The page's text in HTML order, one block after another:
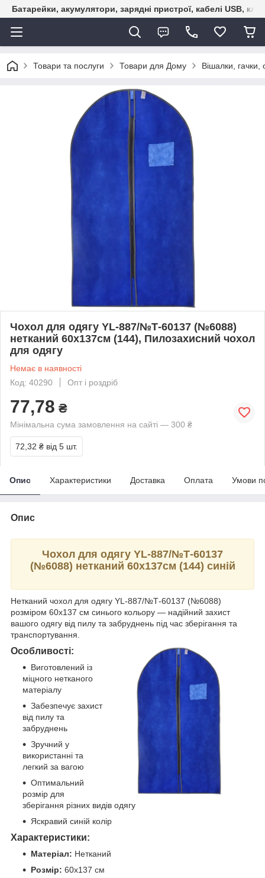
Батарейки, акумулятори, зарядні пристрої, кабелі USB,
Товари та послуги Товари для Дому Вішалки, гачки,
Чохол для одягу YL-887/№Т-60137 (№6088)
нетканий 60х137см (144), Пилозахисний чохол
для одягу
Немає в наявності
Код: 40290
Опт і роздріб
77,78 ₴
Мінімальна сума замовлення на сайті — 300 ₴
72,32 ₴ від 5 шт.
Опис Характеристики Доставка Оплата Умови
Опис
Чохол для одягу YL-887/№Т-60137
(№6088) нетканий 60х137см (144) синій
Нетканий чохол для одягу YL-887/№Т-60137 (№6088)
розміром 60х137 см синього кольору — надійний захист
вашого одягу від пилу та забруднень під час зберігання та
транспортування.
Особливості:
Виготовлений із
міцного нетканого
матеріалу
Забезпечує захист
від пилу та
забруднень
Зручний у
використанні та
легкий за вагою
Оптимальний
розмір для
зберігання різних видів одягу
Яскравий синій колір
Характеристики:
Матеріал: Нетканий
Розмір: 60х137 см